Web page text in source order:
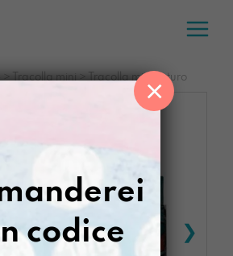
> Tracolla mini > Tracolla mini Futuro
codice
×